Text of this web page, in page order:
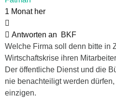
1 Monat her
Antworten an
BKF
Welche Firma soll denn bitte in
Wirtschaftskrise ihren
Der öffentliche Dienst und die
nie benachteiligt werden
einzigen.